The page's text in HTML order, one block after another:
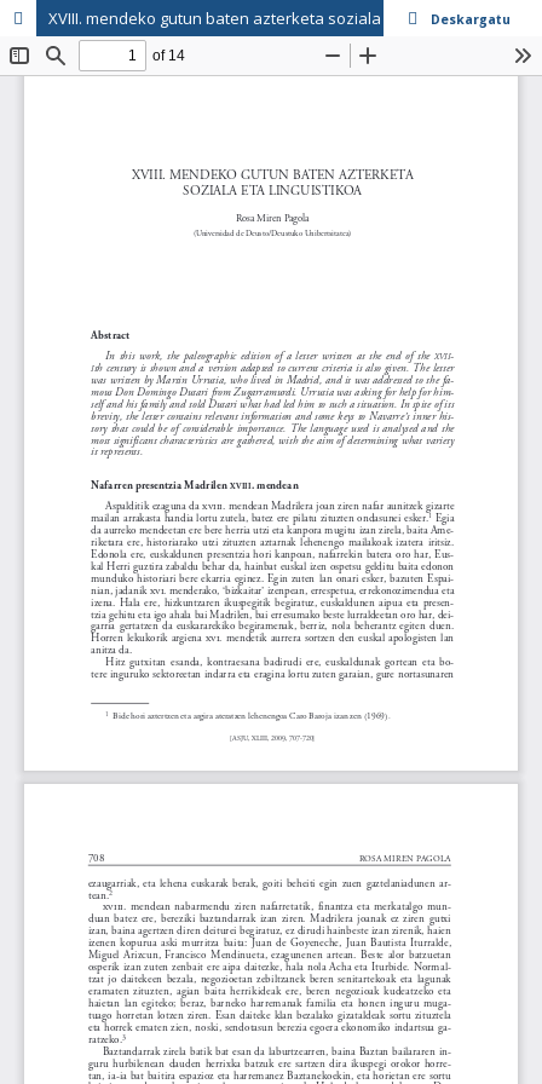
XVIII. mendeko gutun baten azterketa soziala eta linguistikoa
Deskargatu